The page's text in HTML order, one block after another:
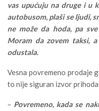
vas upućuju na druge i u
autobusom, plaši se ljudi,
ne može da hoda, pa
Moram da zovem taksi,
odustala.
Vesna povremeno prodaje
to nije siguran izvor
– Povremeno, kada se